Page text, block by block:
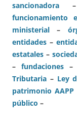
sancionadora
funcionamiento
ministerial –
entidades –
estatales –
– fundaciones –
Tributaria – Ley
patrimonio AAPP
público –